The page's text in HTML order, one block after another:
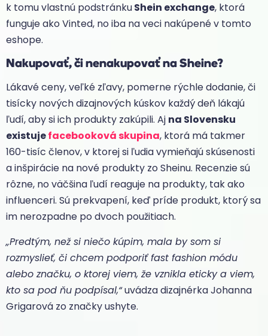
k tomu vlastnú podstránkuShein exchange, ktorá
funguje ako Vinted, no iba na veci nakúpené v tomto
eshope.
Nakupovať, či nenakupovať na Sheine?
Lákavé ceny, veľké zľavy, pomerne rýchle dodanie, či
tisícky nových dizajnových kúskov každý deň lákajú
ľudí, aby si ich produkty zakúpili. Aj na Slovensku
existujefacebooková skupina, ktorá má takmer
160-tisíc členov, v ktorej si ľudia vymieňajú skúsenosti
a inšpirácie na nové produkty zo Sheinu. Recenzie sú
rôzne, no väčšina ľudí reaguje na produkty, tak ako
influenceri. Sú prekvapení, keď príde produkt, ktorý sa
im nerozpadne po dvoch použitiach.
„Predtým, než si niečo kúpim, mala by som si
rozmyslieť, či chcem podporiť fast fashion módu
alebo značku, o ktorej viem, že vznikla eticky a viem,
kto sa pod ňu podpísal,“uvádza dizajnérka Johanna
Grigarová zo značky ushyte.